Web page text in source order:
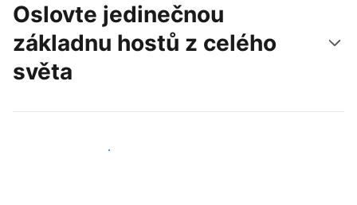
Oslovte jedinečnou
základnu hostů z celého
světa
Oslovit nové hosty už dnes